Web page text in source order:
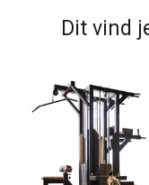
Dit vind
Items van